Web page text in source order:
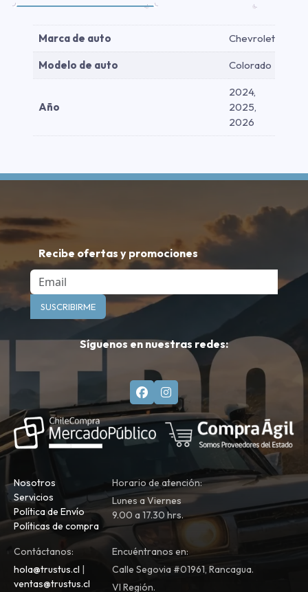
Marca de auto Chevrolet
Modelo de auto Colorado
Año
2024,
2025,
2026
Recibe ofertas y promociones
Email
SUSCRIBIRME
Síguenos en nuestras redes:
Nosotros
Servicios
Política de Envío
Políticas de compra
Horario de atención:
Lunes a Viernes
9.00 a 17.30 hrs.
Contáctanos:
hola@trustus.cl |
ventas@trustus.cl
Encuéntranos en:
Calle Segovia #01961, Rancagua.
VI Región.